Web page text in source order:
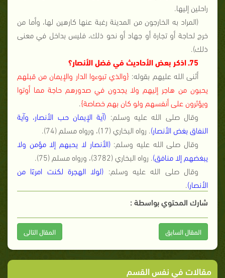
راحلين إليها.
(المراد به الخارجون من المدينة رغبة عنها كارهين لها، وأما من
خرج لحاجة أو تجارة أو جهاد أو نحو ذلك، فليس بداخل في معنى
ذلك).
75ـ اذكر بعض الأحاديث في فضل الأنصار؟
أثنى الله عليهم بقوله: {والذي تبوءوا الدار والإيمان من قبلهم
يحبون من هاجر إليهم ولا يجدون في صدورهم حاجة مما أوتوا
ويؤثرون على أنفسهم ولو كان بهم خصاصة}.
وقال صلى الله عليه وسلم: (آية الإيمان حب الأنصار، وآية
النفاق بغض الأنصار). رواه البخاري (17)، ورواه مسلم (74).
وقال صلى الله عليه وسلم:(الأنصار لا يحبهم إلا مؤمن ولا
يبغضهم إلا منافق). رواه البخاري (3782)، ورواه مسلم (75).
وقال صلى الله عليه وسلم: (لولا الهجرة لكنت امرءًا من
الأنصار).
شارك المحتوي بواسطة :
المقال السابق المقال التالى
مقالات في نفس القسم